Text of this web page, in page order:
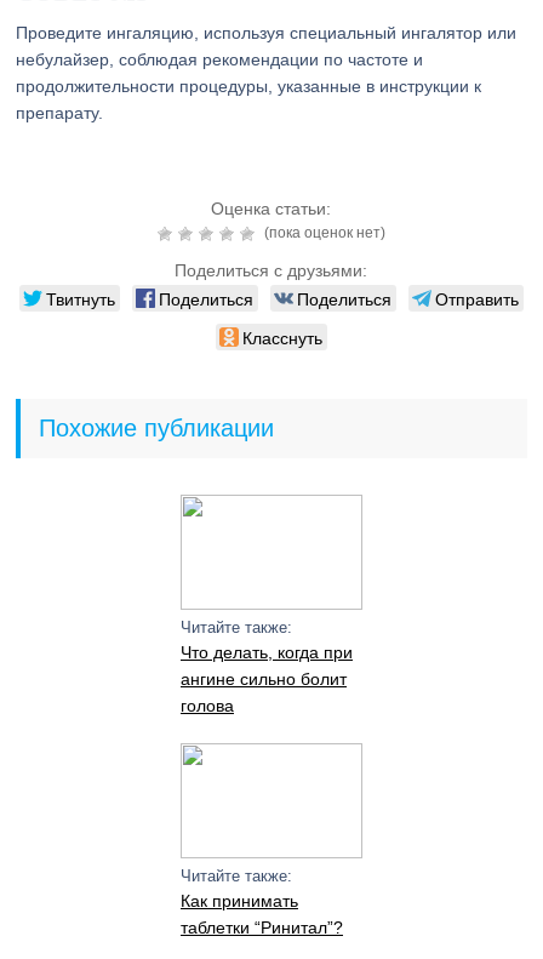
Проведите ингаляцию, используя специальный ингалятор или
небулайзер, соблюдая рекомендации по частоте и
продолжительности процедуры, указанные в инструкции к
препарату.
Оценка статьи:
(пока оценок нет)
Поделиться с друзьями:
Твитнуть Поделиться Поделиться
Отправить
Класснуть
Похожие публикации
Читайте также:
Что делать, когда при
ангине сильно болит
голова
Читайте также:
Как принимать
таблетки “Ринитал”?